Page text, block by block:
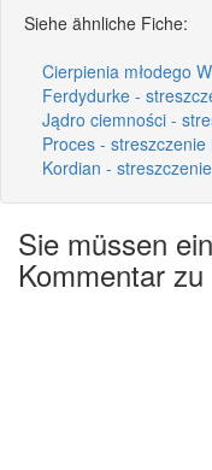
Siehe ähnliche Fiche:
Cierpienia młodego
Ferdydurke -
Jądro ciemności -
Proces - streszczenie
Kordian -
Sie müssen
Kommentar